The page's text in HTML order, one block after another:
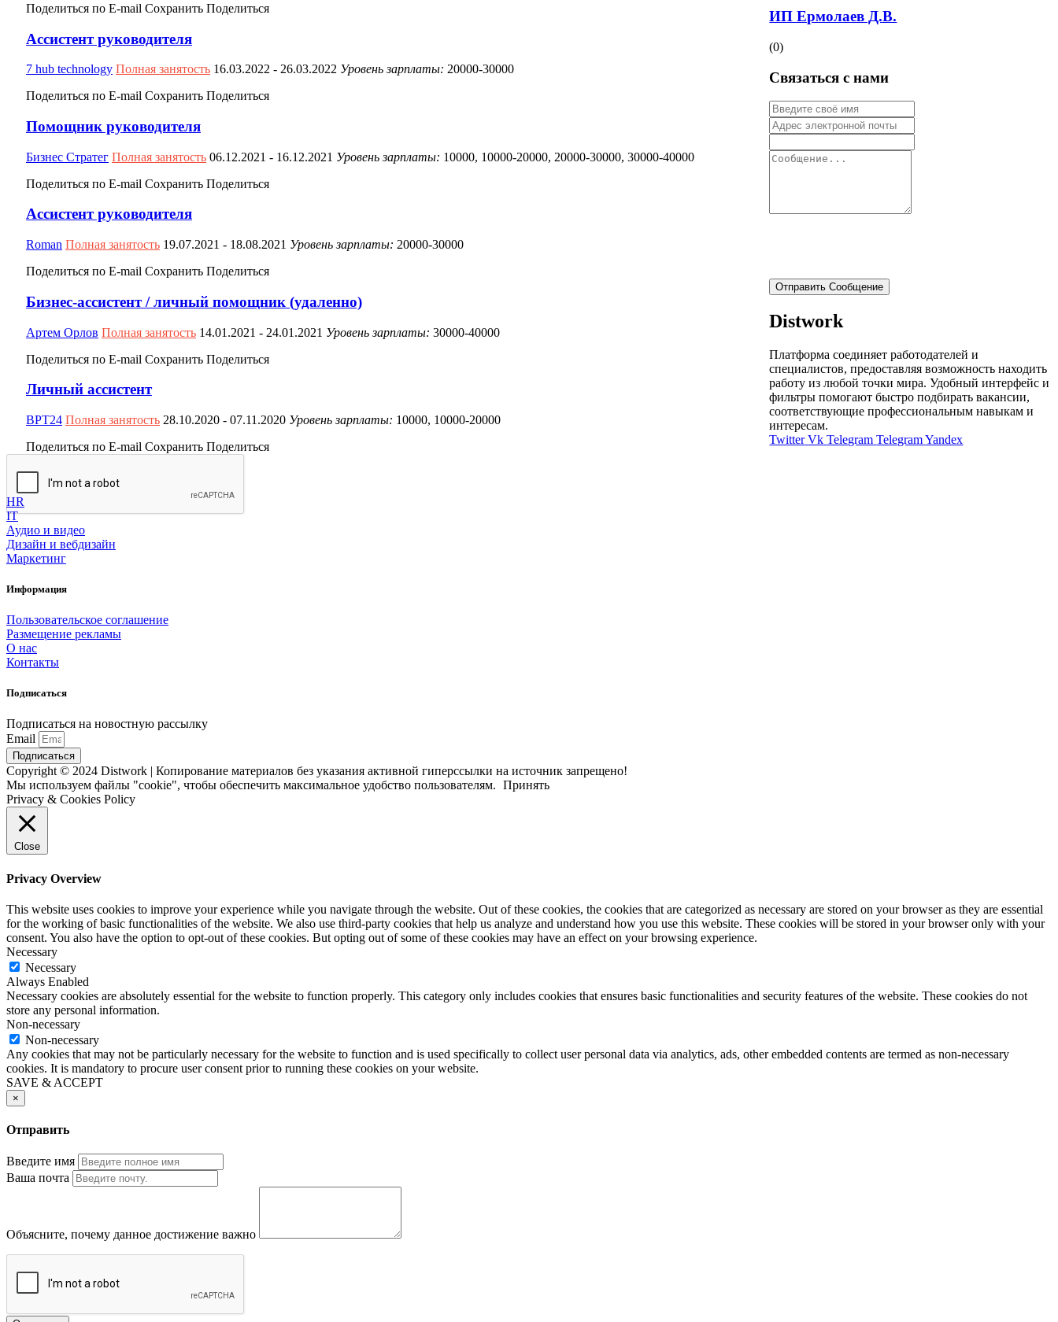
Поделиться по E-mail Сохранить Поделиться
Ассистент руководителя
7 hub technology Полная занятость 16.03.2022 - 26.03.2022 Уровень зарплаты: 20000-30000
Поделиться по E-mail Сохранить Поделиться
Помощник руководителя
Бизнес Стратег Полная занятость 06.12.2021 - 16.12.2021 Уровень зарплаты: 10000, 10000-20000, 20000-30000, 30000-40000
Поделиться по E-mail Сохранить Поделиться
Ассистент руководителя
Roman Полная занятость 19.07.2021 - 18.08.2021 Уровень зарплаты: 20000-30000
Поделиться по E-mail Сохранить Поделиться
Бизнес-ассистент / личный помощник (удаленно)
Артем Орлов Полная занятость 14.01.2021 - 24.01.2021 Уровень зарплаты: 30000-40000
Поделиться по E-mail Сохранить Поделиться
Личный ассистент
ВРТ24 Полная занятость 28.10.2020 - 07.11.2020 Уровень зарплаты: 10000, 10000-20000
Поделиться по E-mail Сохранить Поделиться
ИП Ермолаев Д.В.
(0)
Связаться с нами
Отправить Сообщение
Distwork
Платформа соединяет работодателей и
специалистов, предоставляя возможность находить
работу из любой точки мира. Удобный интерфейс и
фильтры помогают быстро подбирать вакансии,
соответствующие профессиональным навыкам и
интересам.
Twitter Vk Telegram Telegram Yandex
Категории
HR
IT
Аудио и видео
Дизайн и вебдизайн
Маркетинг
Информация
Пользовательское соглашение
Размещение рекламы
О нас
Контакты
Подписаться
Подписаться на новостную рассылку
Email
Подписаться
Copyright © 2024 Distwork | Копирование материалов без указания активной гиперссылки на источник запрещено!
Мы используем файлы "cookie", чтобы обеспечить максимальное удобство пользователям. Принять
Privacy & Cookies Policy
Close
Privacy Overview
This website uses cookies to improve your experience while you navigate through the website. Out of these cookies, the cookies that are categorized as necessary are stored on your browser as they are essential
for the working of basic functionalities of the website. We also use third-party cookies that help us analyze and understand how you use this website. These cookies will be stored in your browser only with your
consent. You also have the option to opt-out of these cookies. But opting out of some of these cookies may have an effect on your browsing experience.
Necessary
Necessary
Always Enabled
Necessary cookies are absolutely essential for the website to function properly. This category only includes cookies that ensures basic functionalities and security features of the website. These cookies do not
store any personal information.
Non-necessary
Non-necessary
Any cookies that may not be particularly necessary for the website to function and is used specifically to collect user personal data via analytics, ads, other embedded contents are termed as non-necessary
cookies. It is mandatory to procure user consent prior to running these cookies on your website.
SAVE & ACCEPT
×
Отправить
Введите имя
Ваша почта
Объясните, почему данное достижение важно